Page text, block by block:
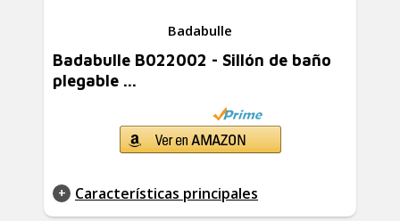
Badabulle
Badabulle B022002 - Sillón de baño
plegable ...
Características principales